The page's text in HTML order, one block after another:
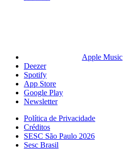
Apple Music
Deezer
Spotify
App Store
Google Play
Newsletter
Política de Privacidade
Créditos
SESC São Paulo 2026
Sesc Brasil